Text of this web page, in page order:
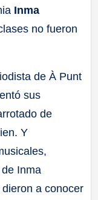
Inma
no fueron
de À Punt
sus
de
Y
Inma
a conocer